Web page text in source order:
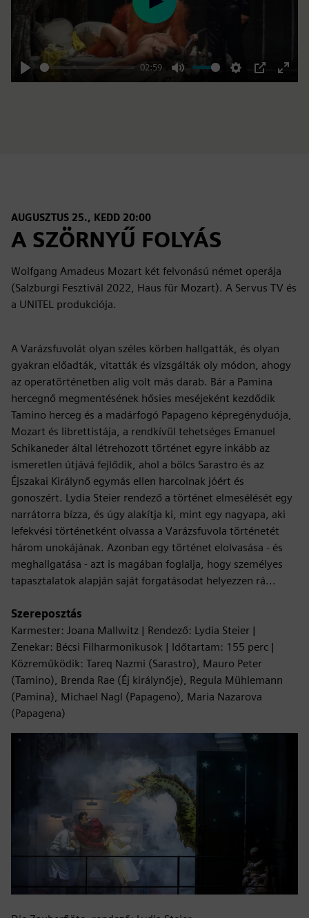
Play
02:59
Mute Settings
PIP
Enter
Play
AUGUSZTUS 25., KEDD 20:00
A SZÖRNYŰ FOLYÁS
Wolfgang Amadeus Mozart két felvonású német operája
(Salzburgi Fesztivál 2022, Haus für Mozart). A Servus TV és
a UNITEL produkciója.
A Varázsfuvolát olyan széles körben hallgatták, és olyan
gyakran előadták, vitatták és vizsgálták oly módon, ahogy
az operatörténetben alig volt más darab. Bár a Pamina
hercegnő megmentésének hősies meséjeként kezdődik
Tamino herceg és a madárfogó Papageno képregényduója,
Mozart és librettistája, a rendkívül tehetséges Emanuel
Schikaneder által létrehozott történet egyre inkább az
ismeretlen útjává fejlődik, ahol a bölcs Sarastro és az
Éjszakai Királynő egymás ellen harcolnak jóért és
gonoszért. Lydia Steier rendező a történet elmesélését egy
narrátorra bízza, és úgy alakítja ki, mint egy nagyapa, aki
lefekvési történetként olvassa a Varázsfuvola történetét
három unokájának. Azonban egy történet elolvasása - és
meghallgatása - azt is magában foglalja, hogy személyes
tapasztalatok alapján saját forgatásodat helyezzen rá...
Szereposztás
Karmester: Joana Mallwitz | Rendező: Lydia Steier |
Zenekar: Bécsi Filharmonikusok | Időtartam: 155 perc |
Közreműködik: Tareq Nazmi (Sarastro), Mauro Peter
(Tamino), Brenda Rae (Éj királynője), Regula Mühlemann
(Pamina), Michael Nagl (Papageno), Maria Nazarova
(Papagena)